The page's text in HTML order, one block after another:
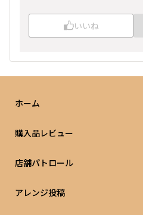
いいね
ホーム
購入品レビュー
店舗パトロール
アレンジ投稿